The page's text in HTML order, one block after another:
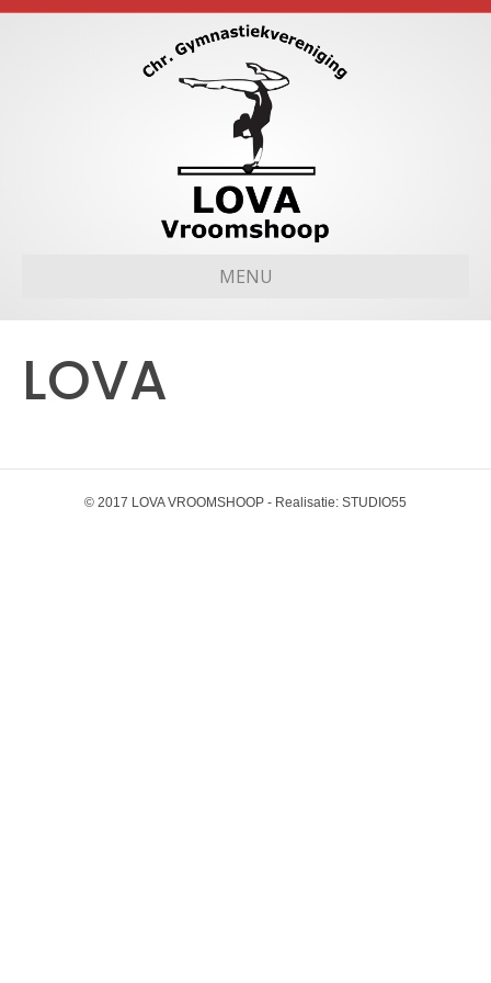
MENU
LOVA
© 2017 LOVA VROOMSHOOP - Realisatie: STUDIO55